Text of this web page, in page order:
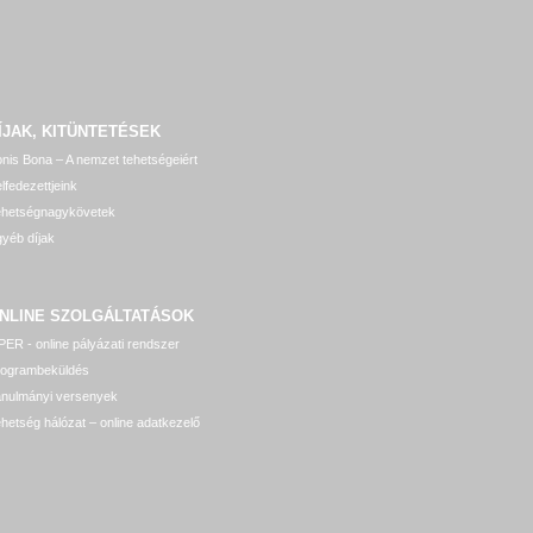
KITÜNTETÉSEK
Bona – A nemzet tehetségeiért
díjak
SZOLGÁLTATÁSOK
- online pályázati rendszer
versenyek
hálózat – online adatkezelő